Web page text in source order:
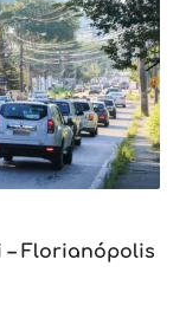
– Florianópolis